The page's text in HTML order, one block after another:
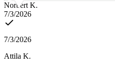
Norbert K.
7/3/2026
7/3/2026
Attila K.